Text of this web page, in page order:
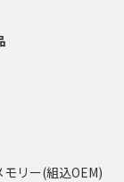
リー(組込OEM)